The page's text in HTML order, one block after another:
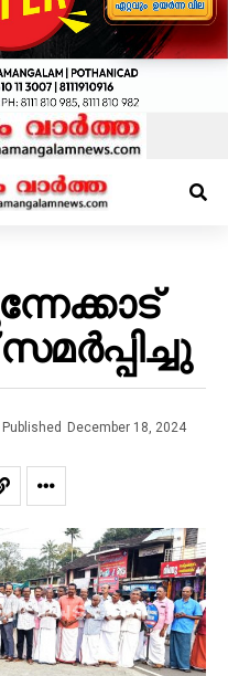
Published December 18, 2024